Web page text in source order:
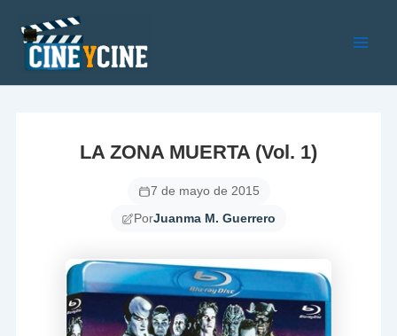
contenido
LA ZONA MUERTA (Vol. 1)
7 de mayo de 2015
PorJuanma M. Guerrero